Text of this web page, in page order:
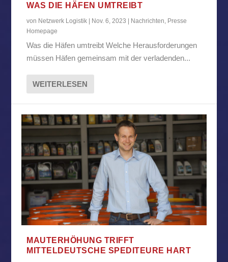
WAS DIE HÄFEN UMTREIBT
von Netzwerk Logistik | Nov. 6, 2023 | Nachrichten Presse
Homepage
Was die Häfen umtreibt Welche Herausforderungen
müssen Häfen gemeinsam mit der verladenden...
WEITERLESEN
MAUTERHÖHUNG TRIFFT
MITTELDEUTSCHE SPEDITEURE HART